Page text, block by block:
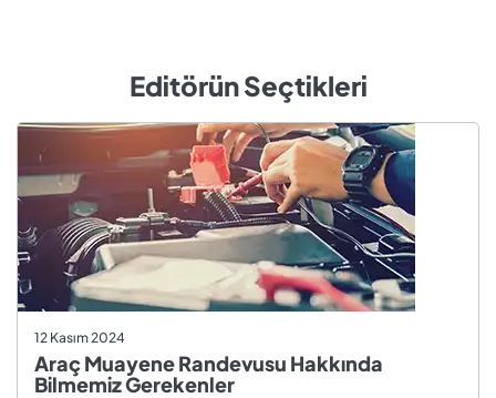
Editörün Seçtikleri
12 Kasım 2024
Araç Muayene Randevusu Hakkında
Bilmemiz Gerekenler